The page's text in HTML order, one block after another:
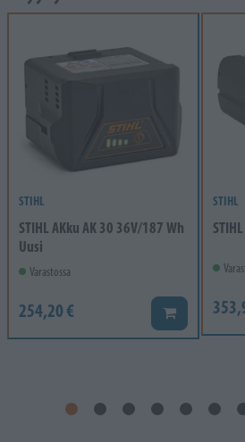
STIHL
STIHL AKku AK 30 36V/187 Wh
Uusi
Varastossa
254,20 € Lisää koriin
STIHL